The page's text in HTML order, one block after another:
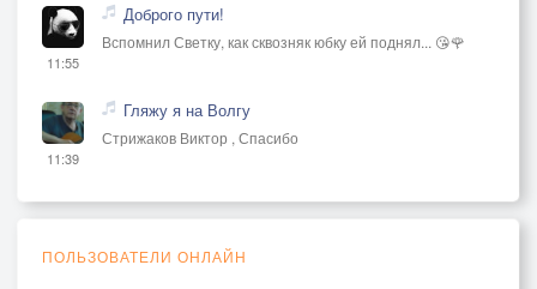
11:55
Доброго пути!
Вспомнил Светку, как сквозняк юбку ей поднял... 😘🌹
11:39
Гляжу я на Волгу
Стрижаков Виктор , Спасибо
ПОЛЬЗОВАТЕЛИ ОНЛАЙН